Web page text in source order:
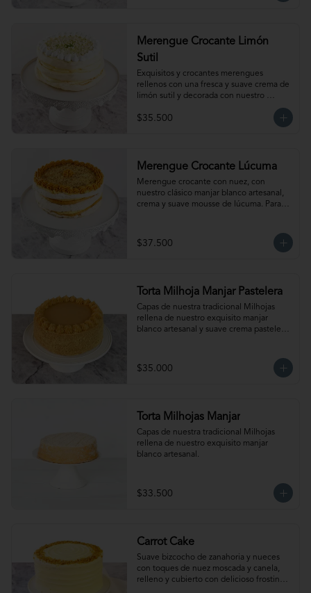
Merengue Crocante Limón
Sutil
Exquisitos y crocantes merengues
rellenos con una fresca y suave crema de
limón sutil y decorada con nuestro
personas. Producto congelado, se
recomienda descongelar de 1 a 2 horas a
$35.500
Merengue Crocante Lúcuma
Merengue crocante con nuez, con
nuestro clásico manjar blanco artesanal,
crema y suave mousse de lúcuma. Para
temperatura ambiente antes de servir.
$37.500
Torta Milhoja Manjar Pastelera
Capas de nuestra tradicional Milhojas
rellena de nuestro exquisito manjar
blanco artesanal y suave crema pastelera.
de 2 a 3 horas a temperatura ambiente
antes de servir.
$35.000
Torta Milhojas Manjar
Capas de nuestra tradicional Milhojas
rellena de nuestro exquisito manjar
blanco artesanal.
$33.500
Carrot Cake
Suave bizcocho de zanahoria y nueces
con toques de nuez moscada y canela,
relleno y cubierto con delicioso frosting.